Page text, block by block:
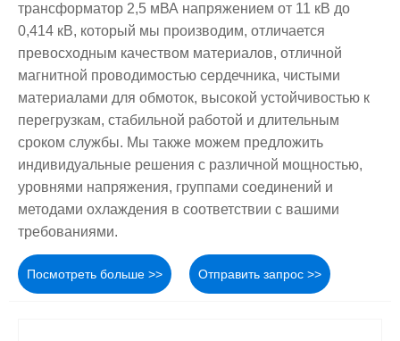
трансформатор 2,5 мВА напряжением от 11 кВ до
0,414 кВ, который мы производим, отличается
превосходным качеством материалов, отличной
магнитной проводимостью сердечника, чистыми
материалами для обмоток, высокой устойчивостью к
перегрузкам, стабильной работой и длительным
сроком службы. Мы также можем предложить
индивидуальные решения с различной мощностью,
уровнями напряжения, группами соединений и
методами охлаждения в соответствии с вашими
требованиями.
Посмотреть больше >> Отправить запрос >>